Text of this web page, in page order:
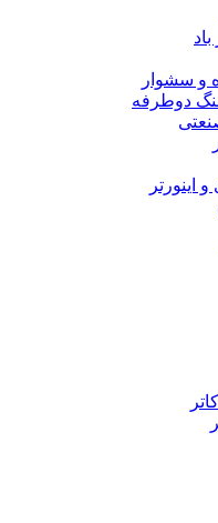
و سشوار
دوطرفه